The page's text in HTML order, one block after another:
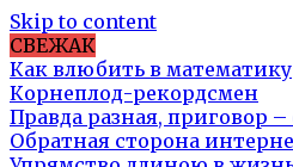
Skip to content
СВЕЖАК
Как влюбить в математику
Корнеплод-рекордсмен
Правда разная, приговор
Обратная сторона